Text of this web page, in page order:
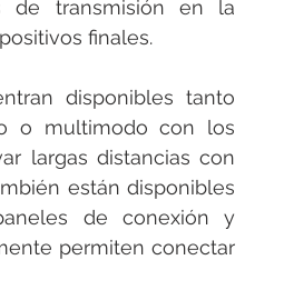
de transmisión en la
finales.
disponibles tanto
o multimodo con los
largas distancias con
están disponibles
de conexión y
permiten conectar